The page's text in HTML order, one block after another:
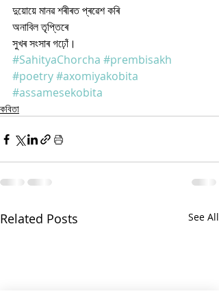
দুয়োয়ে মানৱ শৰীৰত প্ৰৱেশ কৰি
অনাবিল তৃপ্তিৰে
সুখৰ সংসাৰ গঢ়োঁ।
#SahityaChorcha #prembisakh
#poetry#axomiyakobita
#assamesekobita
কবিতা
Related Posts See All